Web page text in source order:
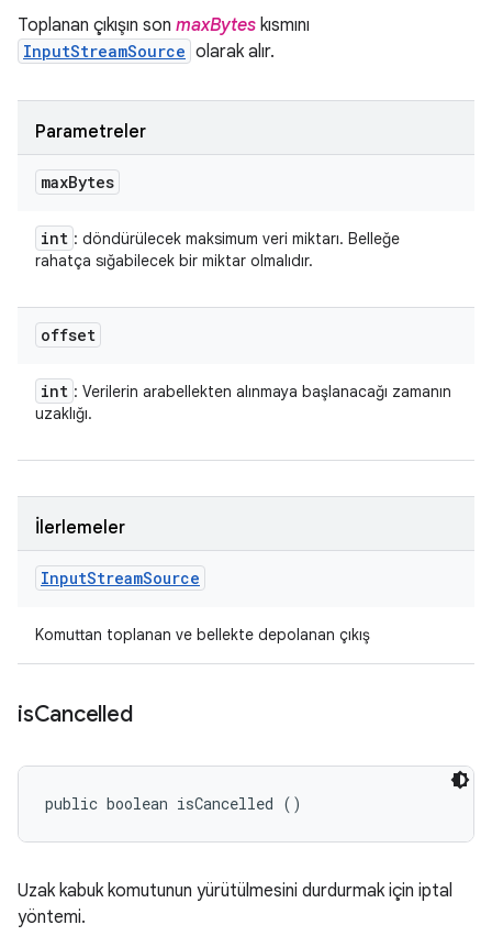
Toplanan çıkışın son maxBytes kısmını
InputStreamSource olarak alır.
Parametreler
maxBytes
int : döndürülecek maksimum veri miktarı. Belleğe
rahatça sığabilecek bir miktar olmalıdır.
offset
int : Verilerin arabellekten alınmaya başlanacağı zamanın
uzaklığı.
İlerlemeler
InputStreamSource
Komuttan toplanan ve bellekte depolanan çıkış
isCancelled
public boolean isCancelled ()
Uzak kabuk komutunun yürütülmesini durdurmak için iptal
yöntemi.